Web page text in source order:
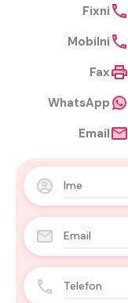
Fixni
Mobilni
Fax
WhatsApp
Email